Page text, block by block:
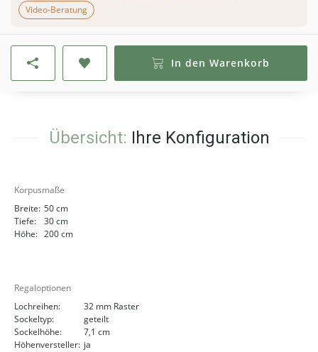
Video-Beratung
In den Warenkorb
Übersicht: Ihre Konfiguration
Korpusmaße
Breite: 50 cm
Tiefe:
30 cm
Höhe: 200 cm
Regaloptionen
Lochreihen:
32 mm Raster
Sockeltyp:
geteilt
Sockelhöhe:
7,1 cm
Höhenversteller: ja